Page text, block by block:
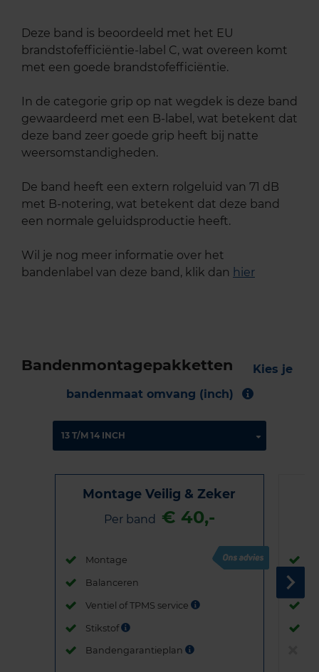
Deze band is beoordeeld met het EU
brandstofefficiëntie-label C, wat overeen komt
met een goede brandstofefficiëntie.
In de categorie grip op nat wegdek is deze band
gewaardeerd met een B-label, wat betekent dat
deze band zeer goede grip heeft bij natte
weersomstandigheden.
De band heeft een extern rolgeluid van 71 dB
met B-notering, wat betekent dat deze band
een normale geluidsproductie heeft.
Wil je nog meer informatie over het
bandenlabel van deze band, klik dan hier
Bandenmontagepakketten
Kies je
bandenmaat omvang (inch)
Montage Veilig & Zeker
Per band € 40,-
Montage
Balanceren
Ventiel of TPMS service
Stikstof
Bandengarantieplan